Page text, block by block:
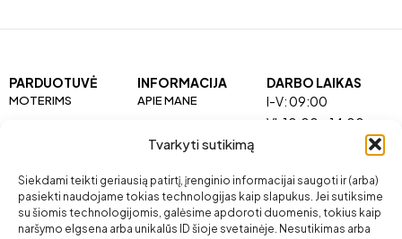
Tvarkyti sutikimą
Siekdami teikti geriausią patirtį, įrenginio informacijai saugoti ir (arba)
pasiekti naudojame tokias technologijas kaip slapukus. Jei sutiksime
su šiomis technologijomis, galėsime apdoroti duomenis, tokius kaip
naršymo elgsena arba unikalūs ID šioje svetainėje. Nesutikimas arba
PARDUOTUVĖ
MOTERIMS
GROŽIUI
INFORMACIJA
APIE MANE
DARBO LAIKAS
I-V: 09:00
VI: 10:00 – 14:00